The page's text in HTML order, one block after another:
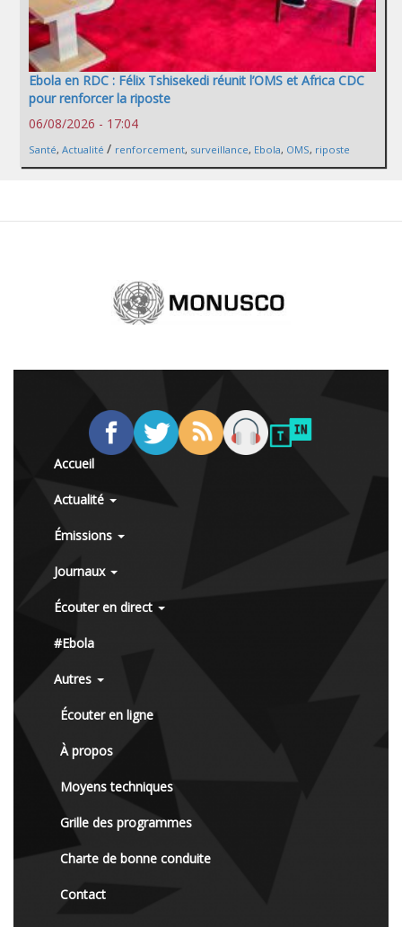
Ebola en RDC : Félix Tshisekedi réunit l’OMS et Africa CDC
pour renforcer la riposte
06/08/2026 - 17:04
Santé, Actualité / renforcement, surveillance, Ebola, OMS, riposte
Accueil
Actualité
Émissions
Journaux
Écouter en direct
#Ebola
Autres
Écouter en ligne
À propos
Moyens techniques
Grille des programmes
Charte de bonne conduite
Contact